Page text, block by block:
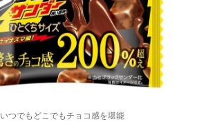
いつでもどこでもチョコ感を堪能